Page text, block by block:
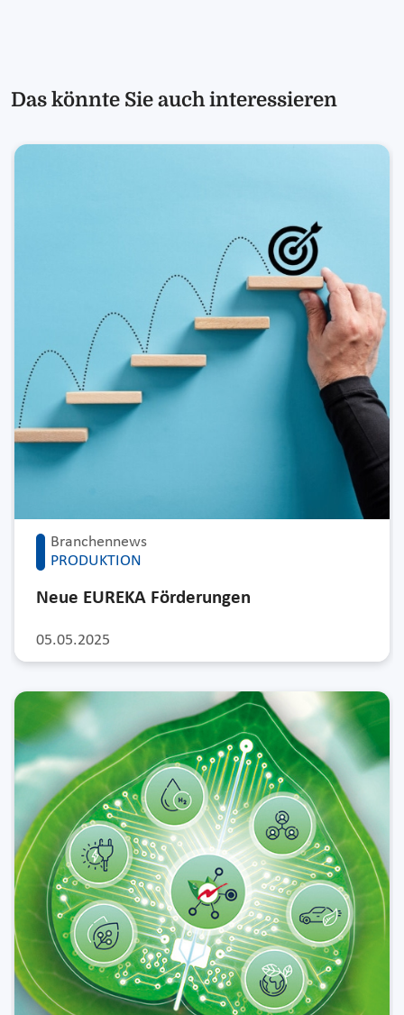
Das könnte Sie auch interessieren
Branchennews
PRODUKTION
05.05.2025
Neue EUREKA Förderungen